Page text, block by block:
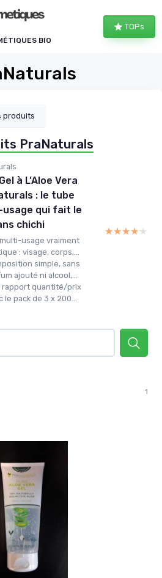
BIO
TOPs
produits
PraNaturals
à L’Aloe Vera
: le tube
qui fait le
chichi
usage vraiment
: visage, corps,...
simple, sans
ajouté ni alcool,...
rapport quantité/prix
le pack de 3 x 200...
★★★★★
★★★★★
1